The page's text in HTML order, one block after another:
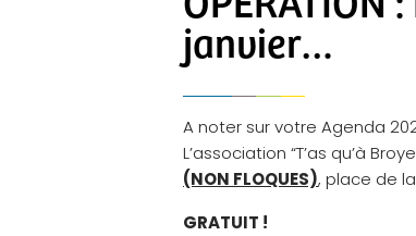
janvier…
A noter sur votre Agenda
L’association “T’as qu’à
(NON FLOQUES), place de
GRATUIT !